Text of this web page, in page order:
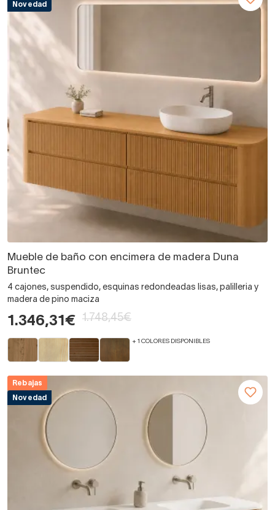
Novedad
Mueble de baño con encimera de madera Duna
Bruntec
4 cajones, suspendido, esquinas redondeadas lisas, palilleria y
madera de pino maciza
1.346,31€ 1.748,45€
+ 1 COLORES DISPONIBLES
Rebajas
Novedad